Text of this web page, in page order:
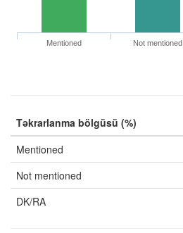
Mentioned
Not mentioned
Təkrarlanma bölgüsü (%)
Mentioned
Not mentioned
DK/RA